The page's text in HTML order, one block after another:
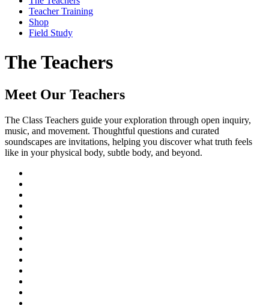
Teacher Training
Shop
Field Study
The Teachers​​​​‌ ‍ ​‍​‍‌‍ ‌ ​‍‌‍‍‌‌‍‌ ‌‍‍‌‌‍ ‍​‍​‍​ ‍‍​‍​‍‌ ​ ‌‍​‌‌‍ ‍‌‍‍‌‌ ‌​‌ ‍‌​‍ ‍‌‍‍‌‌‍ ​‍​‍​‍ ​​‍​‍‌‍‍​‌ ​‍‌‍‌‌‌‍‌‍​‍​‍​ ‍‍​‍​‍‌‍‍​‌ ‌​‌ ‌​‌ ​​‌ ​ ​ ‍‍​‍ ​‍ ‌ ‌​‌‍‍​‌‍‌‌​‍ ‌‌‍​ ‌‍ ​‌‍​‌‌ ​ ‌ ​ ​‍ ‍‌ ​ ‌‍​‌‌‍ ‍‌‍‍‌‌ ‌​‌ ‍‌​‍ ‍‌ ​ ‌ ‌​‌ ‌‌‌‍‌​‌‍‍‌‌‍ ​‍ ‌‍‍‌‌‍ ‍‌ ‌​‌‍‌‌‌‍ ‍‌ ‌​​‍ ‌‍‌‌‌‍‌​‌‍‍‌‌ ‌​​‍ ‌‍ ‌‌‍ ‌‍‌​‌‍‌‌​ ‌‌ ​​‌ ​‍‌‍‌‌‌ ​ ‌‍‌‌‌‍ ‍‌ ‌​‌‍​‌‌ ‌​‌‍‍‌‌‍ ‌‍ ‍​ ‍ ‌‍‍‌‌‍‌​​ ‌​ ​ ‌‍​‌‌‍‌‍​ ‍‌​ ‌​​ ‌ ​ ‌​​ ‍‌​‍ ‌‌‍‌‍​ ‌ ​ ​ ​ ‌‍​‍ ‌​ ‌​​ ‌​​ ‍​​ ‌​​‍ ‌‌‍​‌‌‍​ ​ ​ ‌‍​‍​‍ ‌​ ‌​​ ​​​ ‌​‌‍​‌​ ​ ​ ​ ​ ​‍‌‍​ ‌‍‌‌​ ​ ​ ​ ​ ​‌​ ‍ ‌ ‌​‌ ‍‌‌ ​​‌‍‌‌​ ‌‌ ​‍‌‍ ‌ ‌‌‌ ‌​‌‍‌‌​ ‍ ‌ ​​‌‍​‌‌ ‌​‌‍‍​​ ‌‌ ‌​‌‍‍‌‌ ‌​‌‍ ​‌‍‌‌​ ‌‍​‍‌‍​‌‌ ​ ‌‍‌‌‌‌‌‌‌ ​‍‌‍ ​​ ‌‌‍‍​‌ ‌​‌ ‌​‌ ​​‌ ​ ​‍‌‌​ ​ ‌​​‌​‍‌‌​ ​‍‌​‌‍​‍‌‌​ ​‍‌​‌‍‌ ‌​‌‍‍​‌‍‌‌​‍ ‌‌‍​ ‌‍ ​‌‍​‌‌ ​ ‌ ​ ​‍ ‍‌ ​ ‌‍​‌‌‍ ‍‌‍‍‌‌ ‌​‌ ‍‌​‍ ‍‌ ​ ‌ ‌​‌ ‌‌‌‍‌​‌‍‍‌‌‍ ​‍‌‍‌‍‍‌‌‍‌​​ ‌​ ​ ‌‍​‌‌‍‌‍​ ‍‌​ ‌​​ ‌ ​ ‌​​ ‍‌​‍ ‌‌‍‌‍​ ‌ ​ ​ ​ ‌‍​‍ ‌​ ‌​​ ‌​​ ‍​​ ‌​​‍ ‌‌‍​‌‌‍​ ​ ​ ‌‍​‍​‍ ‌​ ‌​​ ​​​ ‌​‌‍​‌​ ​ ​ ​ ​ ​‍‌‍​ ‌‍‌‌​ ​ ​ ​ ​ ​‌​‍‌‍‌ ‌​‌ ‍‌‌ ​​‌‍‌‌​ ‌‌ ​‍‌‍ ‌ ‌‌‌ ‌​‌‍‌‌​‍‌‍‌ ​​‌‍​‌‌ ‌​‌‍‍​​ ‌‌ ‌​‌‍‍‌‌ ‌​‌‍ ​‌‍‌‌​‍‌‍‌ ​​‌‍‌‌‌ ​‍‌ ​ ‌ ​​‌‍‌‌‌‍​ ‌ ‌​‌‍‍‌‌ ‌‍‌‍‌‌​ ‌‌ ​​‌ ‌‌‌‍​‍‌‍ ​‌‍‍‌‌ ​ ‌‍‍​‌‍‌‌‌‍‌​​‍​‍‌ ‌
Meet Our Teachers​​​​‌ ‍ ​‍​‍‌‍ ‌ ​‍‌‍‍‌‌‍‌ ‌‍‍‌‌‍ ‍​‍​‍​ ‍‍​‍​‍‌ ​ ‌‍​‌‌‍ ‍‌‍‍‌‌ ‌​‌ ‍‌​‍ ‍‌‍‍‌‌‍ ​‍​‍​‍ ​​‍​‍‌‍‍​‌ ​‍‌‍‌‌‌‍‌‍​‍​‍​ ‍‍​‍​‍‌‍‍​‌ ‌​‌ ‌​‌ ​​‌ ​ ​ ‍‍​‍ ​‍ ‌ ‌​‌‍‍​‌‍‌‌​‍ ‌‌‍​ ‌‍ ​‌‍​‌‌ ​ ‌ ​ ​‍ ‍‌ ​ ‌‍​‌‌‍ ‍‌‍‍‌‌ ‌​‌ ‍‌​‍ ‍‌ ​ ‌ ‌​‌ ‌‌‌‍‌​‌‍‍‌‌‍ ​‍ ‌‍‍‌‌‍ ‍‌ ‌​‌‍‌‌‌‍ ‍‌ ‌​​‍ ‌‍‌‌‌‍‌​‌‍‍‌‌ ‌​​‍ ‌‍ ‌‌‍ ‌‍‌​‌‍‌‌​ ‌‌ ​​‌ ​‍‌‍‌‌‌ ​ ‌‍‌‌‌‍ ‍‌ ‌​‌‍​‌‌ ‌​‌‍‍‌‌‍ ‌‍ ‍​ ‍ ‌‍‍‌‌‍‌​​ ‌​ ​ ‌‍​‌‌‍‌‍​ ‍‌​ ‌​​ ‌ ​ ‌​​ ‍‌​‍ ‌‌‍‌‍​ ‌ ​ ​ ​ ‌‍​‍ ‌​ ‌​​ ‌​​ ‍​​ ‌​​‍ ‌‌‍​‌‌‍​ ​ ​ ‌‍​‍​‍ ‌​ ‌​​ ​​​ ‌​‌‍​‌​ ​ ​ ​ ​ ​‍‌‍​ ‌‍‌‌​ ​ ​ ​ ​ ​‌​ ‍ ‌ ‌​‌ ‍‌‌ ​​‌‍‌‌​ ‌‌ ​‍‌‍ ‌ ‌‌‌ ‌​‌‍‌‌​ ‍ ‌ ​​‌‍​‌‌ ‌​‌‍‍​​ ‌‌‍​ ‌‍ ‌‍ ‍‌ ‌​‌‍‌‌‌‍ ‍‌ ‌​​‍‌‌​ ‌‌‌​​‍‌‌ ‌‍‍ ‌‍‌‌‌ ‍‌​‍‌‌​ ​ ‌​‌​​‍‌‌​ ​ ‌​‌​​‍‌‌​ ​‍​ ​‍​ ‌‌​ ‍​​ ‍‌​ ​ ‌‍‌‍​ ‌ ​ ‍​‌‍​‌​ ‌‍​ ​‌​ ‌‌‌‍‌​​‍‌‌​ ​‍​ ​‍​‍‌‌​ ‌‌‌​‌​​‍ ‍‌‍​ ‌‍ ‌‍ ‍‌ ‌​‌‍‌‌‌‍ ‍‌ ‌​​‍‌‌​ ‌‌‌​​‍‌‌ ‌‍‍ ‌‍‌‌‌ ‍‌​‍‌‌​ ​ ‌​‌​​‍‌‌​ ​ ‌​‌​​‍‌‌​ ​‍​ ​‍‌‍​ ​ ‍​​ ‌​​ ‍​‌‍​‌‌‍​ ​ ​‍​ ‍‌‌‍​‍​ ‌‌‌‍‌‍​ ‍‌​‍‌‌​ ​‍​ ​‍​‍‌‌​ ‌‌‌​‌​​‍ ‍‌‍​ ‌‍‍​‌‍‍‌‌‍ ​‌‍‌​‌ ​‍‌‍‌‌‌‍ ‍​‍‌‌​ ‌‌‌​​‍‌‌ ‌‍‍ ‌‍‌‌‌ ‍‌​‍‌‌​ ​ ‌​‌​​‍‌‌​ ​ ‌​‌​​‍‌‌​ ​‍​ ​‍​ ‍‌​ ‌​‌‍​‌‌‍​‌​ ‍​​ ​​‌‍​ ​ ‌‍‌‍​‌​ ​‍​ ‌​​ ‍‌​‍‌‌​ ​‍​ ​‍​‍‌‌​ ‌‌‌​‌​​‍ ‍‌ ‌​‌‍‌‌‌ ‍​‌ ‌​​ ‌‍​‍‌‍​‌‌ ​ ‌‍‌‌‌‌‌‌‌ ​‍‌‍ ​​ ‌‌‍‍​‌ ‌​‌ ‌​‌ ​​‌ ​ ​‍‌‌​ ​ ‌​​‌​‍‌‌​ ​‍‌​‌‍​‍‌‌​ ​‍‌​‌‍‌ ‌​‌‍‍​‌‍‌‌​‍ ‌‌‍​ ‌‍ ​‌‍​‌‌ ​ ‌ ​ ​‍ ‍‌ ​ ‌‍​‌‌‍ ‍‌‍‍‌‌ ‌​‌ ‍‌​‍ ‍‌ ​ ‌ ‌​‌ ‌‌‌‍‌​‌‍‍‌‌‍ ​‍‌‍‌‍‍‌‌‍‌​​ ‌​ ​ ‌‍​‌‌‍‌‍​ ‍‌​ ‌​​ ‌ ​ ‌​​ ‍‌​‍ ‌‌‍‌‍​ ‌ ​ ​ ​ ‌‍​‍ ‌​ ‌​​ ‌​​ ‍​​ ‌​​‍ ‌‌‍​‌‌‍​ ​ ​ ‌‍​‍​‍ ‌​ ‌​​ ​​​ ‌​‌‍​‌​ ​ ​ ​ ​ ​‍‌‍​ ‌‍‌‌​ ​ ​ ​ ​ ​‌​‍‌‍‌ ‌​‌ ‍‌‌ ​​‌‍‌‌​ ‌‌ ​‍‌‍ ‌ ‌‌‌ ‌​‌‍‌‌​‍‌‍‌ ​​‌‍​‌‌ ‌​‌‍‍​​ ‌‌‍​ ‌‍ ‌‍ ‍‌ ‌​‌‍‌‌‌‍ ‍‌ ‌​​‍‌‌​ ‌‌‌​​‍‌‌ ‌‍‍ ‌‍‌‌‌ ‍‌​‍‌‌​ ​ ‌​‌​​‍‌‌​ ​ ‌​‌​​‍‌‌​ ​‍​ ​‍​ ‌‌​ ‍​​ ‍‌​ ​ ‌‍‌‍​ ‌ ​ ‍​‌‍​‌​ ‌‍​ ​‌​ ‌‌‌‍‌​​‍‌‌​ ​‍​ ​‍​‍‌‌​ ‌‌‌​‌​​‍ ‍‌‍​ ‌‍ ‌‍ ‍‌ ‌​‌‍‌‌‌‍ ‍‌ ‌​​‍‌‌​ ‌‌‌​​‍‌‌ ‌‍‍ ‌‍‌‌‌ ‍‌​‍‌‌​ ​ ‌​‌​​‍‌‌​ ​ ‌​‌​​‍‌‌​ ​‍​ ​‍‌‍​ ​ ‍​​ ‌​​ ‍​‌‍​‌‌‍​ ​ ​‍​ ‍‌‌‍​‍​ ‌‌‌‍‌‍​ ‍‌​‍‌‌​ ​‍​ ​‍​‍‌‌​ ‌‌‌​‌​​‍ ‍‌‍​ ‌‍‍​‌‍‍‌‌‍ ​‌‍‌​‌ ​‍‌‍‌‌‌‍ ‍​‍‌‌​ ‌‌‌​​‍‌‌ ‌‍‍ ‌‍‌‌‌ ‍‌​‍‌‌​ ​ ‌​‌​​‍‌‌​ ​ ‌​‌​​‍‌‌​ ​‍​ ​‍​ ‍‌​ ‌​‌‍​‌‌‍​‌​ ‍​​ ​​‌‍​ ​ ‌‍‌‍​‌​ ​‍​ ‌​​ ‍‌​‍‌‌​ ​‍​ ​‍​‍‌‌​ ‌‌‌​‌​​‍ ‍‌ ‌​‌‍‌‌‌ ‍​‌ ‌​​‍‌‍‌ ​​‌‍‌‌‌ ​‍‌ ​ ‌ ​​‌‍‌‌‌‍​ ‌ ‌​‌‍‍‌‌ ‌‍‌‍‌‌​ ‌‌ ​​‌ ‌‌‌‍​‍‌‍ ​‌‍‍‌‌ ​ ‌‍‍​‌‍‌‌‌‍‌​​‍​‍‌ ‌
The Class Teachers guide your exploration through open inquiry,
music, and movement. Thoughtful questions and curated
soundscapes are invitations, helping you discover what truth feels
like in your physical body, subtle body, and beyond.​​​​‌ ‍ ​‍​‍‌‍ ‌ ​‍‌‍‍‌‌‍‌ ‌‍‍‌‌‍ ‍​‍​‍​ ‍‍​‍​‍‌ ​ ‌‍​‌‌‍ ‍‌‍‍‌‌ ‌​‌ ‍‌​‍ ‍‌‍‍‌‌‍ ​‍​‍​‍ ​​‍​‍‌‍‍​‌ ​‍‌‍‌‌‌‍‌‍​‍​‍​ ‍‍​‍​‍‌‍‍​‌ ‌​‌ ‌​‌ ​​‌ ​ ​ ‍‍​‍ ​‍ ‌ ‌​‌‍‍​‌‍‌‌​‍ ‌‌‍​ ‌‍ ​‌‍​‌‌ ​ ‌ ​ ​‍ ‍‌ ​ ‌‍​‌‌‍ ‍‌‍‍‌‌ ‌​‌ ‍‌​‍ ‍‌ ​ ‌ ‌​‌ ‌‌‌‍‌​‌‍‍‌‌‍ ​‍ ‌‍‍‌‌‍ ‍‌ ‌​‌‍‌‌‌‍ ‍‌ ‌​​‍ ‌‍‌‌‌‍‌​‌‍‍‌‌ ‌​​‍ ‌‍ ‌‌‍ ‌‍‌​‌‍‌‌​ ‌‌ ​​‌ ​‍‌‍‌‌‌ ​ ‌‍‌‌‌‍ ‍‌ ‌​‌‍​‌‌ ‌​‌‍‍‌‌‍ ‌‍ ‍​ ‍ ‌‍‍‌‌‍‌​​ ‌​ ​ ‌‍​‌‌‍‌‍​ ‍‌​ ‌​​ ‌ ​ ‌​​ ‍‌​‍ ‌‌‍‌‍​ ‌ ​ ​ ​ ‌‍​‍ ‌​ ‌​​ ‌​​ ‍​​ ‌​​‍ ‌‌‍​‌‌‍​ ​ ​ ‌‍​‍​‍ ‌​ ‌​​ ​​​ ‌​‌‍​‌​ ​ ​ ​ ​ ​‍‌‍​ ‌‍‌‌​ ​ ​ ​ ​ ​‌​ ‍ ‌ ‌​‌ ‍‌‌ ​​‌‍‌‌​ ‌‌ ​‍‌‍ ‌ ‌‌‌ ‌​‌‍‌‌​ ‍ ‌ ​​‌‍​‌‌ ‌​‌‍‍​​ ‌‌‍​ ‌‍ ‌‍ ‍‌ ‌​‌‍‌‌‌‍ ‍‌ ‌​​‍‌‌​ ‌‌‌​​‍‌‌ ‌‍‍ ‌‍‌‌‌ ‍‌​‍‌‌​ ​ ‌​‌​​‍‌‌​ ​ ‌​‌​​‍‌‌​ ​‍​ ​‍​ ‌‌​ ‍​​ ‍‌​ ​ ‌‍‌‍​ ‌ ​ ‍​‌‍​‌​ ‌‍​ ​‌​ ‌‌‌‍‌​​‍‌‌​ ​‍​ ​‍​‍‌‌​ ‌‌‌​‌​​‍ ‍‌‍​ ‌‍ ‌‍ ‍‌ ‌​‌‍‌‌‌‍ ‍‌ ‌​​‍‌‌​ ‌‌‌​​‍‌‌ ‌‍‍ ‌‍‌‌‌ ‍‌​‍‌‌​ ​ ‌​‌​​‍‌‌​ ​ ‌​‌​​‍‌‌​ ​‍​ ​‍‌‍​ ‌‍‌‌​ ‌‍​ ‌​​ ‍‌‌‍​‍‌‍​‍‌‍​‌​ ​ ​ ‌‌‌‍‌‌​ ‍‌​‍‌‌​ ​‍​ ​‍​‍‌‌​ ‌‌‌​‌​​‍ ‍‌‍​ ‌‍‍​‌‍‍‌‌‍ ​‌‍‌​‌ ​‍‌‍‌‌‌‍ ‍​‍‌‌​ ‌‌‌​​‍‌‌ ‌‍‍ ‌‍‌‌‌ ‍‌​‍‌‌​ ​ ‌​‌​​‍‌‌​ ​ ‌​‌​​‍‌‌​ ​‍​ ​‍​ ‌ ​ ‍‌​ ​‍‌‍‌‍‌‍‌‌​ ‍​​ ​ ‌‍‌​​ ​‌​ ‌ ‌‍​ ‌‍​‌​‍‌‌​ ​‍​ ​‍​‍‌‌​ ‌‌‌​‌​​‍ ‍‌ ‌​‌‍‌‌‌ ‍​‌ ‌​​ ‌‍​‍‌‍​‌‌ ​ ‌‍‌‌‌‌‌‌‌ ​‍‌‍ ​​ ‌‌‍‍​‌ ‌​‌ ‌​‌ ​​‌ ​ ​‍‌‌​ ​ ‌​​‌​‍‌‌​ ​‍‌​‌‍​‍‌‌​ ​‍‌​‌‍‌ ‌​‌‍‍​‌‍‌‌​‍ ‌‌‍​ ‌‍ ​‌‍​‌‌ ​ ‌ ​ ​‍ ‍‌ ​ ‌‍​‌‌‍ ‍‌‍‍‌‌ ‌​‌ ‍‌​‍ ‍‌ ​ ‌ ‌​‌ ‌‌‌‍‌​‌‍‍‌‌‍ ​‍‌‍‌‍‍‌‌‍‌​​ ‌​ ​ ‌‍​‌‌‍‌‍​ ‍‌​ ‌​​ ‌ ​ ‌​​ ‍‌​‍ ‌‌‍‌‍​ ‌ ​ ​ ​ ‌‍​‍ ‌​ ‌​​ ‌​​ ‍​​ ‌​​‍ ‌‌‍​‌‌‍​ ​ ​ ‌‍​‍​‍ ‌​ ‌​​ ​​​ ‌​‌‍​‌​ ​ ​ ​ ​ ​‍‌‍​ ‌‍‌‌​ ​ ​ ​ ​ ​‌​‍‌‍‌ ‌​‌ ‍‌‌ ​​‌‍‌‌​ ‌‌ ​‍‌‍ ‌ ‌‌‌ ‌​‌‍‌‌​‍‌‍‌ ​​‌‍​‌‌ ‌​‌‍‍​​ ‌‌‍​ ‌‍ ‌‍ ‍‌ ‌​‌‍‌‌‌‍ ‍‌ ‌​​‍‌‌​ ‌‌‌​​‍‌‌ ‌‍‍ ‌‍‌‌‌ ‍‌​‍‌‌​ ​ ‌​‌​​‍‌‌​ ​ ‌​‌​​‍‌‌​ ​‍​ ​‍​ ‌‌​ ‍​​ ‍‌​ ​ ‌‍‌‍​ ‌ ​ ‍​‌‍​‌​ ‌‍​ ​‌​ ‌‌‌‍‌​​‍‌‌​ ​‍​ ​‍​‍‌‌​ ‌‌‌​‌​​‍ ‍‌‍​ ‌‍ ‌‍ ‍‌ ‌​‌‍‌‌‌‍ ‍‌ ‌​​‍‌‌​ ‌‌‌​​‍‌‌ ‌‍‍ ‌‍‌‌‌ ‍‌​‍‌‌​ ​ ‌​‌​​‍‌‌​ ​ ‌​‌​​‍‌‌​ ​‍​ ​‍‌‍​ ‌‍‌‌​ ‌‍​ ‌​​ ‍‌‌‍​‍‌‍​‍‌‍​‌​ ​ ​ ‌‌‌‍‌‌​ ‍‌​‍‌‌​ ​‍​ ​‍​‍‌‌​ ‌‌‌​‌​​‍ ‍‌‍​ ‌‍‍​‌‍‍‌‌‍ ​‌‍‌​‌ ​‍‌‍‌‌‌‍ ‍​‍‌‌​ ‌‌‌​​‍‌‌ ‌‍‍ ‌‍‌‌‌ ‍‌​‍‌‌​ ​ ‌​‌​​‍‌‌​ ​ ‌​‌​​‍‌‌​ ​‍​ ​‍​ ‌ ​ ‍‌​ ​‍‌‍‌‍‌‍‌‌​ ‍​​ ​ ‌‍‌​​ ​‌​ ‌ ‌‍​ ‌‍​‌​‍‌‌​ ​‍​ ​‍​‍‌‌​ ‌‌‌​‌​​‍ ‍‌ ‌​‌‍‌‌‌ ‍​‌ ‌​​‍‌‍‌ ​​‌‍‌‌‌ ​‍‌ ​ ‌ ​​‌‍‌‌‌‍​ ‌ ‌​‌‍‍‌‌ ‌‍‌‍‌‌​ ‌‌ ​​‌ ‌‌‌‍​‍‌‍ ​‌‍‍‌‌ ​ ‌‍‍​‌‍‌‌‌‍‌​​‍​‍‌ ‌